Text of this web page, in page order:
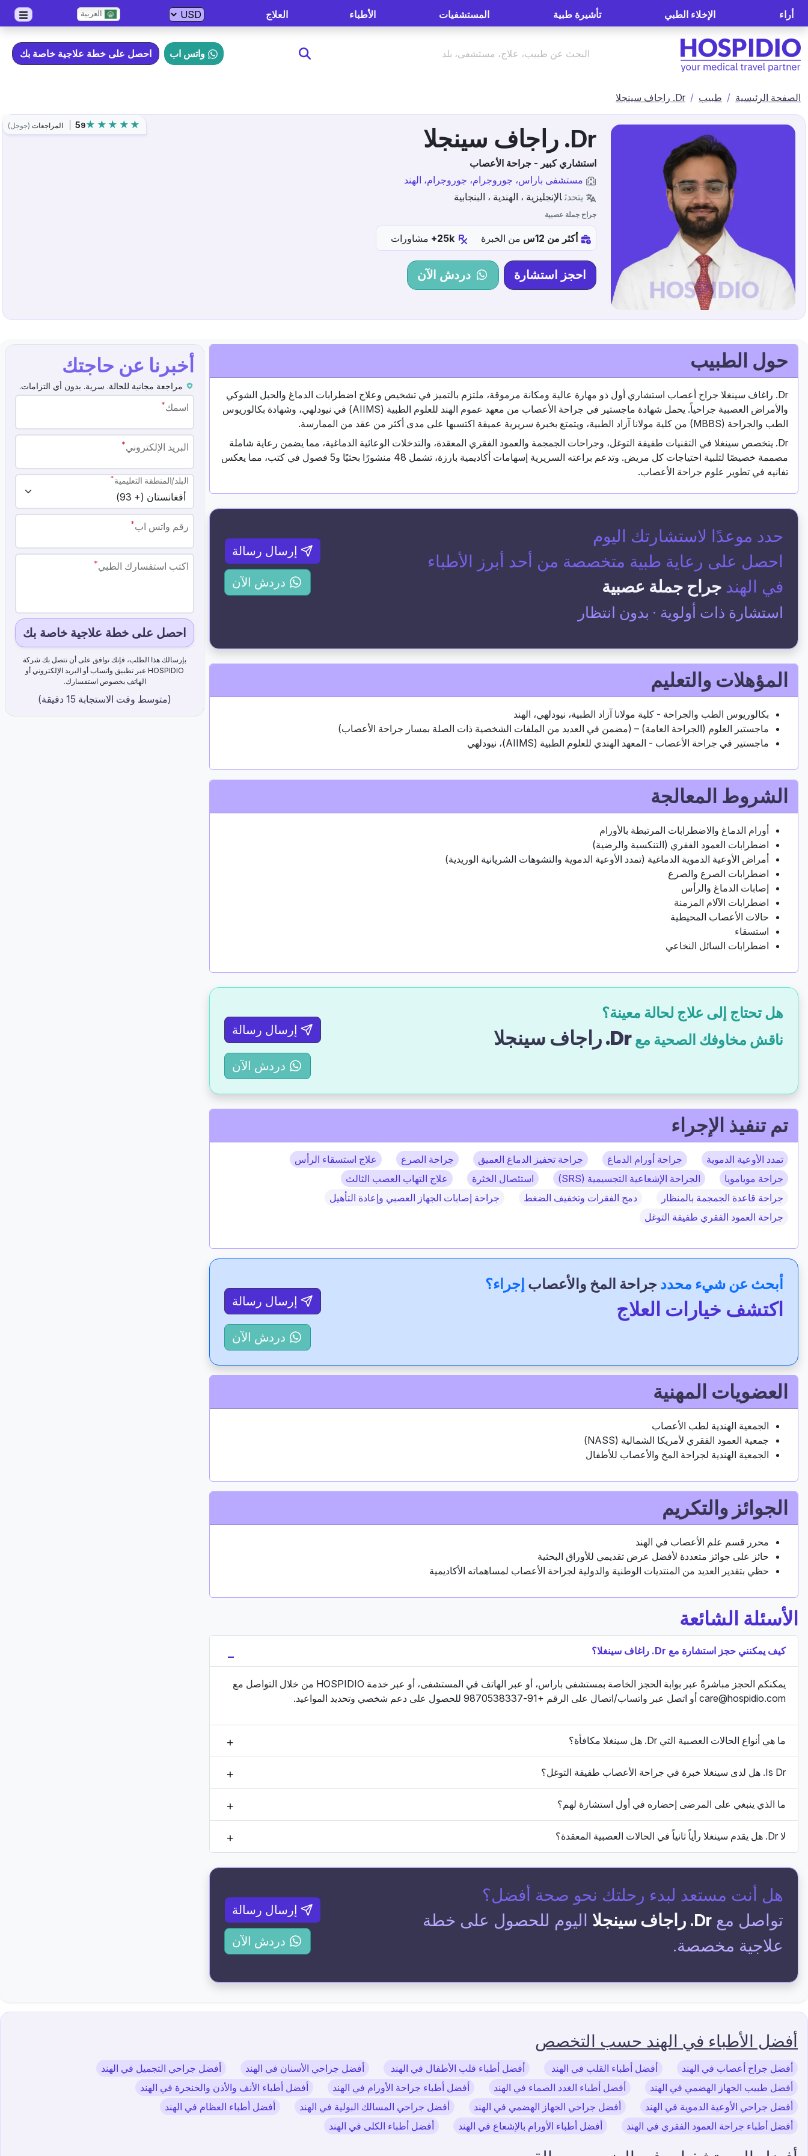
أراء الإخلاء الطبي تأشيرة طبية المستشفيات الأطباء العلاج العربية
واتس اب احصل على خطة علاجية خاصة بك
الصفحة الرئيسية طبيب Dr. راجاف سينجلا
59 المراجعات (جوجل) Dr. راجاف سينجلا
استشاري كبير - جراحة الأعصاب
مستشفى باراس، جوروجرام، جوروجرام، الهند
يتحدث الإنجليزية ، الهندية ، البنجابية
جراح جملة عصبية
أكثر من 12س من الخبرة 25k+ مشاورات
احجز استشارة دردش الآن
حول الطبيب
Dr. راغاف سينغلا جراح أعصاب استشاري أول ذو مهارة عالية ومكانة مرموقة، ملتزم بالتميز في تشخيص وعلاج اضطرابات الدماغ والحبل الشوكي
والأمراض العصبية جراحياً. يحمل شهادة ماجستير في جراحة الأعصاب من معهد عموم الهند للعلوم الطبية (AIIMS) في نيودلهي، وشهادة بكالوريوس
الطب والجراحة (MBBS) من كلية مولانا آزاد الطبية، ويتمتع بخبرة سريرية عميقة اكتسبها على مدى أكثر من عقد من الممارسة.
Dr. يتخصص سينغلا في التقنيات طفيفة التوغل، وجراحات الجمجمة والعمود الفقري المعقدة، والتدخلات الوعائية الدماغية، مما يضمن رعاية شاملة
مصممة خصيصًا لتلبية احتياجات كل مريض. وتدعم براعته السريرية إسهامات أكاديمية بارزة، تشمل 48 منشورًا بحثيًا و5 فصول في كتب، مما يعكس
تفانيه في تطوير علوم جراحة الأعصاب.
حدد موعدًا لاستشارتك اليوم
احصل على رعاية طبية متخصصة من أحد أبرز الأطباء
في الهند جراح جملة عصبية
استشارة ذات أولوية · بدون انتظار
إرسال رسالة
دردش الآن
المؤهلات والتعليم
بكالوريوس الطب والجراحة - كلية مولانا آزاد الطبية، نيودلهي، الهند
ماجستير العلوم (الجراحة العامة) – (مضمن في العديد من الملفات الشخصية ذات الصلة بمسار جراحة الأعصاب)
ماجستير في جراحة الأعصاب - المعهد الهندي للعلوم الطبية (AIIMS)، نيودلهي
الشروط المعالجة
أورام الدماغ والاضطرابات المرتبطة بالأورام
اضطرابات العمود الفقري (التنكسية والرضية)
أمراض الأوعية الدموية الدماغية (تمدد الأوعية الدموية والتشوهات الشريانية الوريدية)
اضطرابات الصرع والصرع
إصابات الدماغ والرأس
اضطرابات الآلام المزمنة
حالات الأعصاب المحيطية
استسقاء
اضطرابات السائل النخاعي
هل تحتاج إلى علاج لحالة معينة؟
ناقش مخاوفك الصحية مع Dr. راجاف سينجلا إرسال رسالة
دردش الآن
تم تنفيذ الإجراء
تمدد الأوعية الدموية جراحة أورام الدماغ جراحة تحفيز الدماغ العميق جراحة الصرع
علاج استسقاء الرأس
جراحة مويامويا
الجراحة الإشعاعية التجسيمية (SRS) استئصال الخثرة
علاج التهاب العصب الثالث
جراحة قاعدة الجمجمة بالمنظار
دمج الفقرات وتخفيف الضغط
جراحة إصابات الجهاز العصبي وإعادة التأهيل
جراحة العمود الفقري طفيفة التوغل
أبحث عن شيء محدد جراحة المخ والأعصاب إجراء؟
اكتشف خيارات العلاج إرسال رسالة
دردش الآن
العضويات المهنية
الجمعية الهندية لطب الأعصاب
جمعية العمود الفقري لأمريكا الشمالية (NASS)
الجمعية الهندية لجراحة المخ والأعصاب للأطفال
الجوائز والتكريم
محرر قسم علم الأعصاب في الهند
حائز على جوائز متعددة لأفضل عرض تقديمي للأوراق البحثية
حظي بتقدير العديد من المنتديات الوطنية والدولية لجراحة الأعصاب لمساهماته الأكاديمية
الأسئلة الشائعة
كيف يمكنني حجز استشارة مع Dr. راغاف سينغلا؟
يمكنكم الحجز مباشرةً عبر بوابة الحجز الخاصة بمستشفى باراس، أو عبر الهاتف في المستشفى، أو عبر خدمة HOSPIDIO من خلال التواصل مع
care@hospidio.com أو اتصل عبر واتساب/اتصال على الرقم +91-9870538337 للحصول على دعم شخصي وتحديد المواعيد.
ما هي أنواع الحالات العصبية التي Dr. هل سينغلا مكافأة؟
Is Dr. هل لدى سينغلا خبرة في جراحة الأعصاب طفيفة التوغل؟
ما الذي ينبغي على المرضى إحضاره في أول استشارة لهم؟
لا Dr. هل يقدم سينغلا رأياً ثانياً في الحالات العصبية المعقدة؟
هل أنت مستعد لبدء رحلتك نحو صحة أفضل؟
تواصل مع Dr. راجاف سينجلا
اليوم للحصول على خطة
علاجية مخصصة.
إرسال رسالة
دردش الآن
أخبرنا عن حاجتك
مراجعة مجانية للحالة. سرية. بدون أي التزامات.
اسمك*
البريد الإلكتروني*
البلد/المنطقة التعليمية*
رقم واتس اب*
اكتب استفسارك الطبي*
احصل على خطة علاجية خاصة بك
بإرسالك هذا الطلب، فإنك توافق على أن تتصل بك شركة
HOSPIDIO عبر تطبيق واتساب أو البريد الإلكتروني أو
الهاتف بخصوص استفسارك.
(متوسط ​​وقت الاستجابة 15 دقيقة)
أفضل الأطباء في الهند حسب التخصص
أفضل جراح أعصاب في الهند أفضل أطباء القلب في الهند أفضل أطباء قلب الأطفال في الهند أفضل جراحي الأسنان في الهند
أفضل جراحي التجميل في الهند
أفضل طبيب الجهاز الهضمي في الهند
أفضل أطباء الغدد الصماء في الهند أفضل أطباء جراحة الأورام في الهند
أفضل أطباء الأنف والأذن والحنجرة في الهند
أفضل جراحي الأوعية الدموية في الهند
أفضل جراحي الجهاز الهضمي في الهند أفضل جراحي المسالك البولية في الهند
أفضل أطباء العظام في الهند
أفضل أطباء جراحة العمود الفقري في الهند
أفضل أطباء الأورام بالإشعاع في الهند أفضل أطباء الكلى في الهند